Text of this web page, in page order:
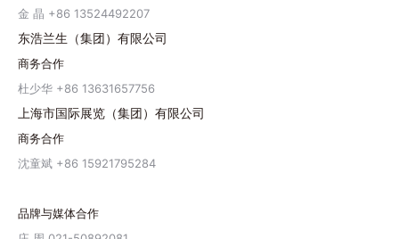
金 晶 +86 13524492207
东浩兰生（集团）有限公司
商务合作
杜少华 +86 13631657756
上海市国际展览（集团）有限公司
商务合作
沈童斌 +86 15921795284
品牌与媒体合作